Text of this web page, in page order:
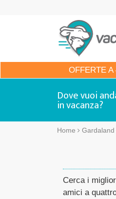
OFFERTEA
Dove vuoi
in vacanza?
Home Gardaland
Cerca i
amici a